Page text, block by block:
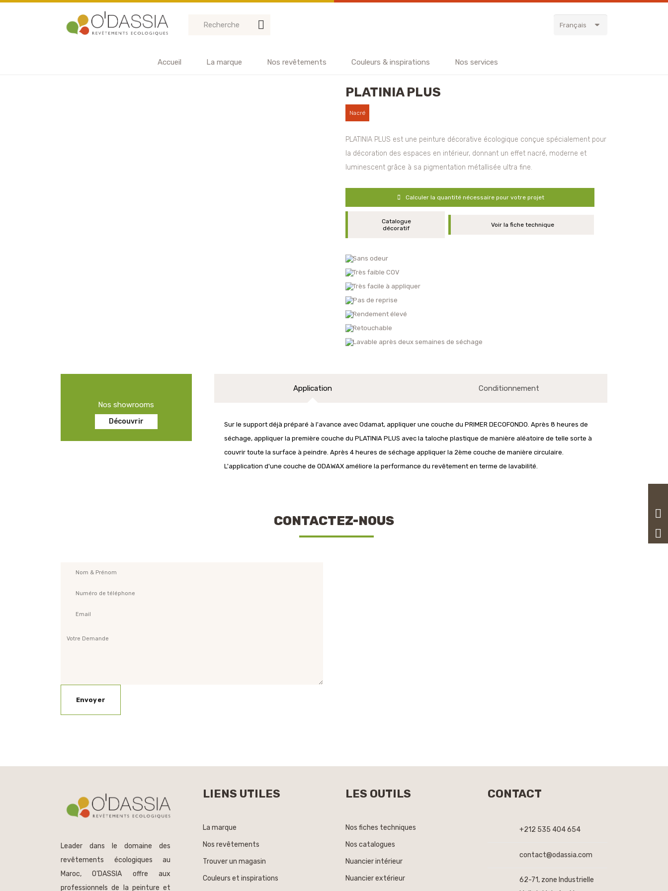
Français
Accueil La marque Nos revêtements Couleurs & inspirations Nos services
PLATINIA PLUS
Nacré
PLATINIA PLUS est une peinture décorative écologique conçue spécialement pour
la décoration des espaces en intérieur, donnant un effet nacré, moderne et
luminescent grâce à sa pigmentation métallisée ultra fine.
Calculer la quantité nécessaire pour votre projet
Catalogue
décoratif
Voir la fiche technique
Sans odeur
Très faible COV
Très facile à appliquer
Pas de reprise
Rendement élevé
Retouchable
Lavable après deux semaines de séchage
Nos showrooms
Découvrir
Application Conditionnement
Sur le support déjà préparé à l'avance avec Odamat, appliquer une couche du PRIMER DECOFONDO. Après 8 heures de
séchage, appliquer la première couche du PLATINIA PLUS avec la taloche plastique de manière aléatoire de telle sorte à
couvrir toute la surface à peindre. Après 4 heures de séchage appliquer la 2ème couche de manière circulaire.
L'application d'une couche de ODAWAX améliore la performance du revêtement en terme de lavabilité.
CONTACTEZ-NOUS
Leader dans le domaine des
revêtements écologiques au
Maroc, O’DASSIA offre aux
professionnels de la peinture et
LIENS UTILES
La marque
Nos revêtements
Trouver un magasin
Couleurs et inspirations
LES OUTILS
Nos fiches techniques
Nos catalogues
Nuancier intérieur
Nuancier extérieur
CONTACT
+212 535 404 654
contact@odassia.com
62-71, zone Industrielle